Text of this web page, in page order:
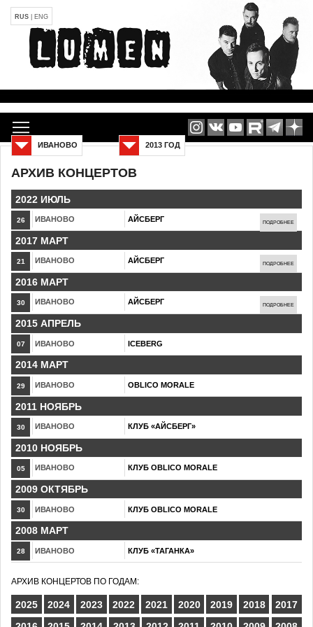
RUS ENG
АРХИВ КОНЦЕРТОВ
2013 ГОД
ИВАНОВО
2022 ИЮЛЬ
26 ИВАНОВО АЙСБЕРГ ПОДРОБНЕЕ
2017 МАРТ
21 ИВАНОВО АЙСБЕРГ ПОДРОБНЕЕ
2016 МАРТ
30 ИВАНОВО АЙСБЕРГ ПОДРОБНЕЕ
2015 АПРЕЛЬ
07 ИВАНОВО ICEBERG
2014 МАРТ
29 ИВАНОВО OBLICO MORALE
2011 НОЯБРЬ
30 ИВАНОВО КЛУБ «АЙСБЕРГ»
2010 НОЯБРЬ
05 ИВАНОВО КЛУБ OBLICO MORALE
2009 ОКТЯБРЬ
30 ИВАНОВО КЛУБ OBLICO MORALE
2008 МАРТ
28 ИВАНОВО КЛУБ «ТАГАНКА»
АРХИВ КОНЦЕРТОВ ПО ГОДАМ:
2025 2024 2023 2022 2021 2020 2019 2018
2017